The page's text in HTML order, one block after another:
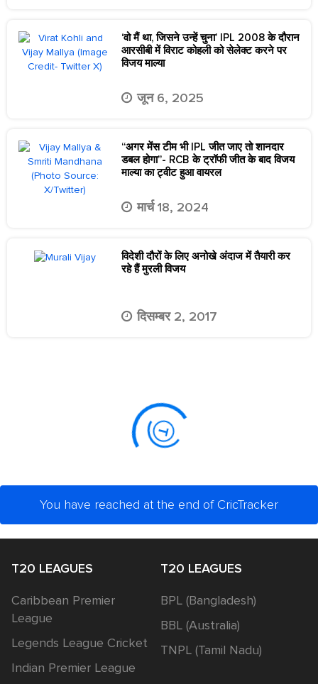
‘वो मैं था, जिसने उन्हें चुना’ IPL 2008 के दौरान
आरसीबी में विराट कोहली को सेलेक्ट करने पर
विजय माल्या
जून 6, 2025
“अगर मेंस टीम भी IPL जीत जाए तो शानदार
डबल होगा”- RCB के ट्रॉफी जीत के बाद विजय
माल्या का ट्वीट हुआ वायरल
मार्च 18, 2024
विदेशी दौरों के लिए अनोखे अंदाज में तैयारी कर
रहे हैं मुरली विजय
दिसम्बर 2, 2017
You have reached at the end of CricTracker
T20 LEAGUES
Caribbean Premier
League
Legends League Cricket
Indian Premier League
T20 LEAGUES
BPL (Bangladesh)
BBL (Australia)
TNPL (Tamil Nadu)